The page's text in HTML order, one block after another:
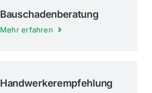
Bauscha­den­be­ratung
Mehr erfahren
Handwer­ker­emp­fehlung